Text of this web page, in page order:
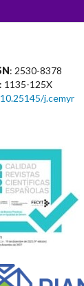
: 2530-8378
: 1135-125X
10.25145/j.cemyr